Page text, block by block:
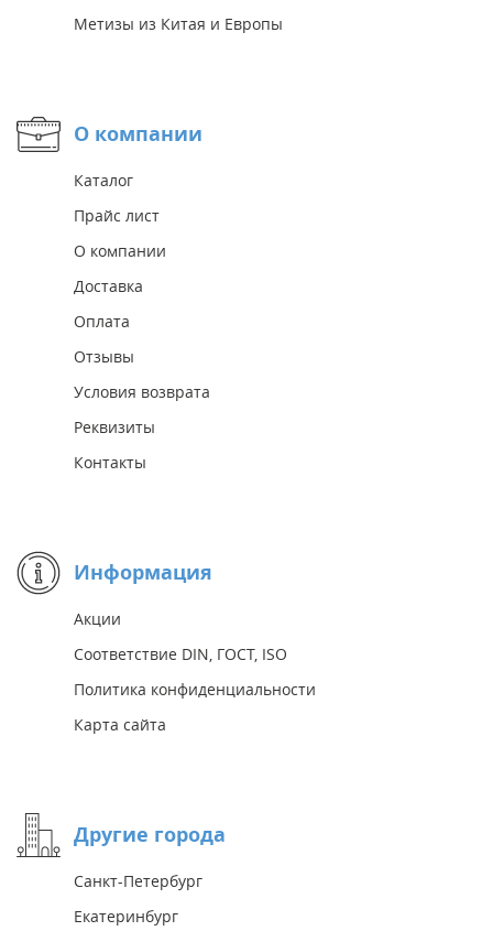
Метизы из Китая и Европы
О компании
Каталог
Прайс лист
О компании
Доставка
Оплата
Отзывы
Условия возврата
Реквизиты
Контакты
Информация
Акции
Соответствие DIN, ГОСТ, ISO
Политика конфиденциальности
Карта сайта
Другие города
Санкт-Петербург
Екатеринбург